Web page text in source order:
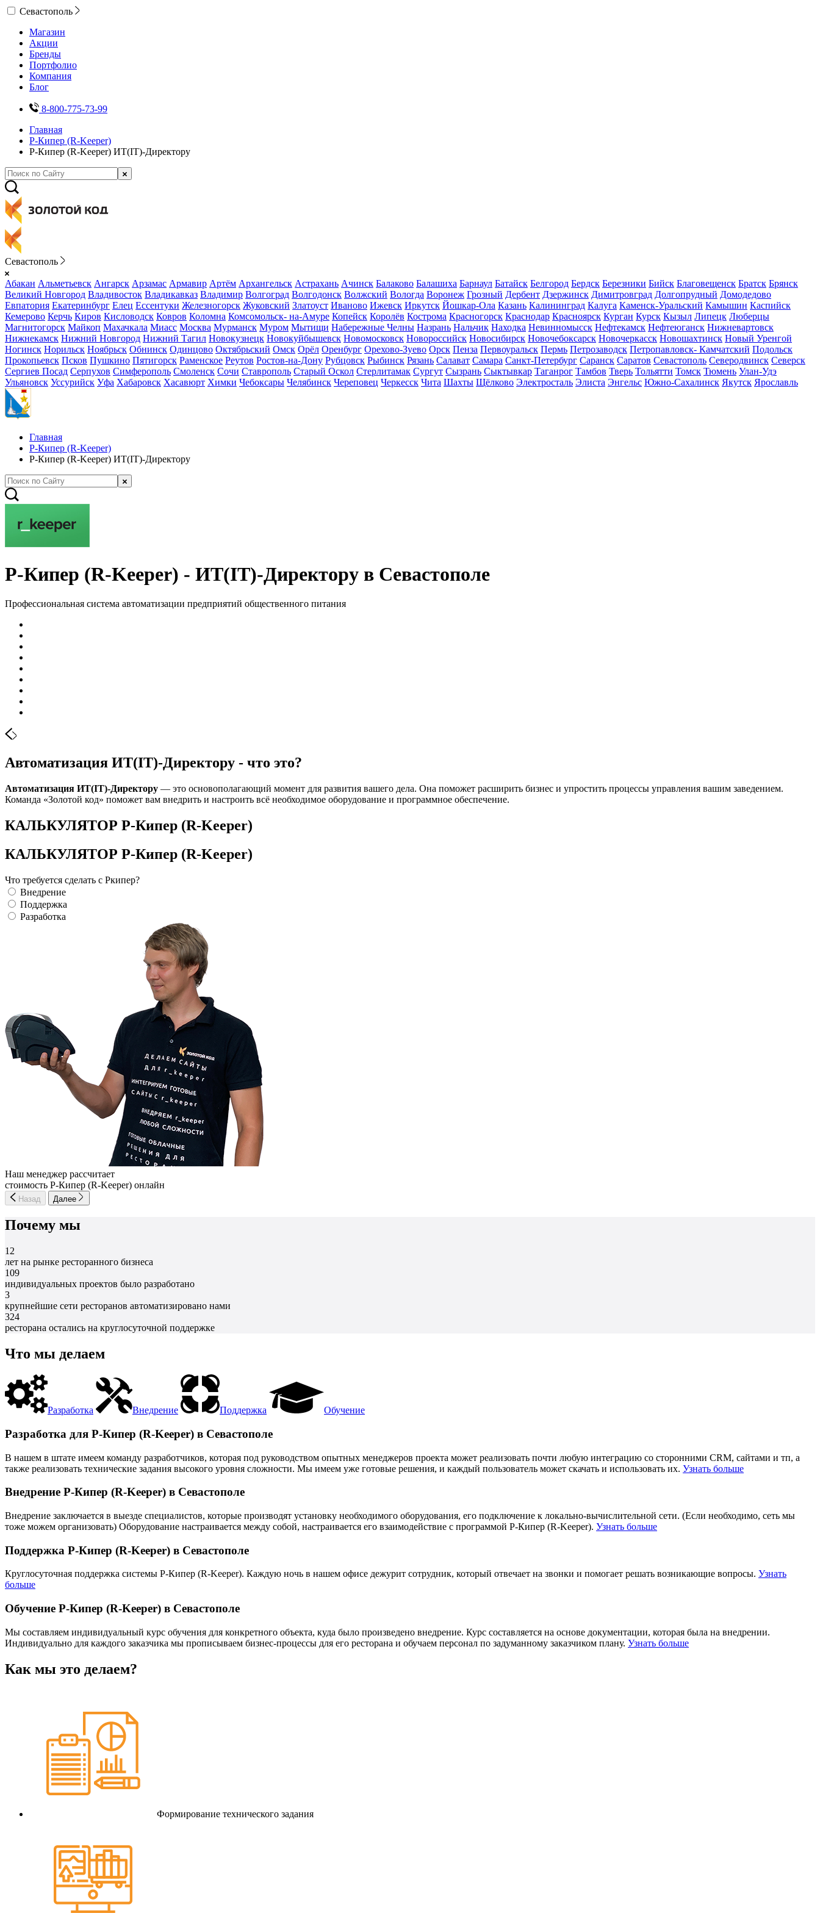
Севастополь
Магазин
Акции
Бренды
Портфолио
Компания
Блог
8-800-775-73-99
Главная
Р-Кипер (R-Keeper)
Р-Кипер (R-Keeper) ИТ(IT)-Директору
Севастополь
Абакан Альметьевск Ангарск Арзамас Армавир Артём Архангельск Астрахань Ачинск Балаково Балашиха Барнаул Батайск Белгород Бердск Березники Бийск Благовещенск Братск Брянск
Великий Новгород Владивосток Владикавказ Владимир Волгоград Волгодонск Волжский Вологда Воронеж Грозный Дербент Дзержинск Димитровград Долгопрудный Домодедово
Евпатория Екатеринбург Елец Ессентуки Железногорск Жуковский Златоуст Иваново Ижевск Иркутск Йошкар-Ола Казань Калининград Калуга Каменск-Уральский Камышин Каспийск
Кемерово Керчь Киров Кисловодск Ковров Коломна Комсомольск- на-Амуре Копейск Королёв Кострома Красногорск Краснодар Красноярск Курган Курск Кызыл Липецк Люберцы
Магнитогорск Майкоп Махачкала Миасс Москва Мурманск Муром Мытищи Набережные Челны Назрань Нальчик Находка Невинномысск Нефтекамск Нефтеюганск Нижневартовск
Нижнекамск Нижний Новгород Нижний Тагил Новокузнецк Новокуйбышевск Новомосковск Новороссийск Новосибирск Новочебоксарск Новочеркасск Новошахтинск Новый Уренгой
Ногинск Норильск Ноябрьск Обнинск Одинцово Октябрьский Омск Орёл Оренбург Орехово-Зуево Орск Пенза Первоуральск Пермь Петрозаводск Петропавловск- Камчатский Подольск
Прокопьевск Псков Пушкино Пятигорск Раменское Реутов Ростов-на-Дону Рубцовск Рыбинск Рязань Салават Самара Санкт-Петербург Саранск Саратов Севастополь Северодвинск Северск
Сергиев Посад Серпухов Симферополь Смоленск Сочи Ставрополь Старый Оскол Стерлитамак Сургут Сызрань Сыктывкар Таганрог Тамбов Тверь Тольятти Томск Тюмень Улан-Удэ
Ульяновск Уссурийск Уфа Хабаровск Хасавюрт Химки Чебоксары Челябинск Череповец Черкесск Чита Шахты Щёлково Электросталь Элиста Энгельс Южно-Сахалинск Якутск Ярославль
Главная
Р-Кипер (R-Keeper)
Р-Кипер (R-Keeper) ИТ(IT)-Директору
Р-Кипер (R-Keeper) - ИТ(IT)-Директору в Севастополе
Профессиональная система автоматизации предприятий общественного питания
Автоматизация ИТ(IT)-Директору - что это?
Автоматизация ИТ(IT)-Директору — это основополагающий момент для развития вашего дела. Она поможет расширить бизнес и упростить процессы управления вашим заведением.
Команда «Золотой код» поможет вам внедрить и настроить всё необходимое оборудование и программное обеспечение.
КАЛЬКУЛЯТОР Р-Кипер (R-Keeper)
КАЛЬКУЛЯТОР Р-Кипер (R-Keeper)
Что требуется сделать с Ркипер?
Внедрение
Поддержка
Разработка
Наш менеджер рассчитает
стоимость Р-Кипер (R-Keeper) онлайн
Назад Далее
Почему мы
12
лет на рынке ресторанного бизнеса
109
индивидуальных проектов было разработано
3
крупнейшие сети ресторанов автоматизировано нами
324
ресторана остались на круглосуточной поддержке
Что мы делаем
Разработка Внедрение Поддержка Обучение
Разработка для Р-Кипер (R-Keeper) в Севастополе
В нашем в штате имеем команду разработчиков, которая под руководством опытных менеджеров проекта может реализовать почти любую интеграцию со сторонними CRM, сайтами и тп, а
также реализовать технические задания высокого уровня сложности. Мы имеем уже готовые решения, и каждый пользователь может скачать и использовать их. Узнать больше
Внедрение Р-Кипер (R-Keeper) в Севастополе
Внедрение заключается в выезде специалистов, которые производят установку необходимого оборудования, его подключение к локально-вычислительной сети. (Если необходимо, сеть мы
тоже можем организовать) Оборудование настраивается между собой, настраивается его взаимодействие с программой Р-Кипер (R-Keeper). Узнать больше
Поддержка Р-Кипер (R-Keeper) в Севастополе
Круглосуточная поддержка системы Р-Кипер (R-Keeper). Каждую ночь в нашем офисе дежурит сотрудник, который отвечает на звонки и помогает решать возникающие вопросы. Узнать
больше
Обучение Р-Кипер (R-Keeper) в Севастополе
Мы составляем индивидуальный курс обучения для конкретного объекта, куда было произведено внедрение. Курс составляется на основе документации, которая была на внедрении.
Индивидуально для каждого заказчика мы прописываем бизнес-процессы для его ресторана и обучаем персонал по задуманному заказчиком плану. Узнать больше
Как мы это делаем?
Формирование технического задания